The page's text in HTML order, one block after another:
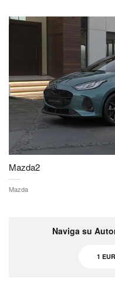
Mazda2
Mazda
Naviga su
1